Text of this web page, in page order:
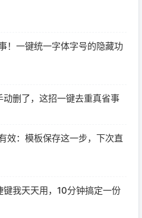
！一键统一字体字号的隐藏功
删了，这招一键去重真省事
效：模板保存这一步，下次直
我天天用，10分钟搞定一份